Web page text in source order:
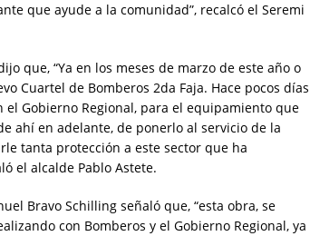
que ayude a la comunidad”, recalcó el Seremi
que, “Ya en los meses de marzo de este año o
Cuartel de Bomberos 2da Faja. Hace pocos días
Gobierno Regional, para el equipamiento que
ahí en adelante, de ponerlo al servicio de la
tanta protección a este sector que ha
el alcalde Pablo Astete.
Bravo Schilling señaló que, “esta obra, se
con Bomberos y el Gobierno Regional, ya